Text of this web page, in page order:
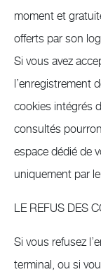
moment et
offerts par son
Si vous avez
l’enregistrement
cookies intégrés
consultés
espace dédié de
uniquement par
LE REFUS DES
Si vous refusez
terminal, ou si